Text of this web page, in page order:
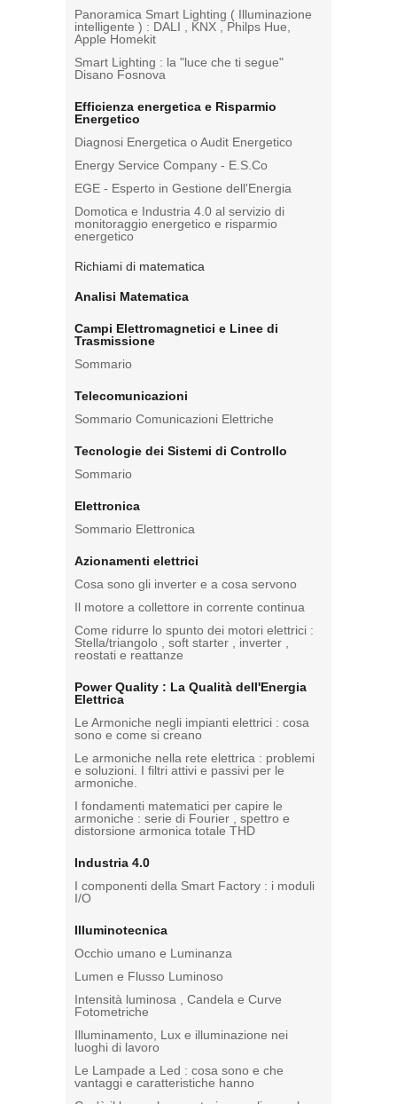
Panoramica Smart Lighting ( Illuminazione
intelligente ) : DALI , KNX , Philps Hue,
Apple Homekit
Smart Lighting : la "luce che ti segue"
Disano Fosnova
Efficienza energetica e Risparmio
Energetico
Diagnosi Energetica o Audit Energetico
Energy Service Company - E.S.Co
EGE - Esperto in Gestione dell'Energia
Domotica e Industria 4.0 al servizio di
monitoraggio energetico e risparmio
energetico
Richiami di matematica
Analisi Matematica
Campi Elettromagnetici e Linee di
Trasmissione
Sommario
Telecomunicazioni
Sommario Comunicazioni Elettriche
Tecnologie dei Sistemi di Controllo
Sommario
Elettronica
Sommario Elettronica
Azionamenti elettrici
Cosa sono gli inverter e a cosa servono
Il motore a collettore in corrente continua
Come ridurre lo spunto dei motori elettrici :
Stella/triangolo , soft starter , inverter ,
reostati e reattanze
Power Quality : La Qualità dell'Energia
Elettrica
Le Armoniche negli impianti elettrici : cosa
sono e come si creano
Le armoniche nella rete elettrica : problemi
e soluzioni. I filtri attivi e passivi per le
armoniche.
I fondamenti matematici per capire le
armoniche : serie di Fourier , spettro e
distorsione armonica totale THD
Industria 4.0
I componenti della Smart Factory : i moduli
I/O
Illuminotecnica
Occhio umano e Luminanza
Lumen e Flusso Luminoso
Intensità luminosa , Candela e Curve
Fotometriche
Illuminamento, Lux e illuminazione nei
luoghi di lavoro
Le Lampade a Led : cosa sono e che
vantaggi e caratteristiche hanno